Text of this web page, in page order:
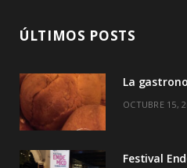
o
k e a
ÚLTIMOS POSTS
La
OCTUBRE 15,
Festival